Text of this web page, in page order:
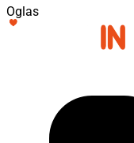
Oglas